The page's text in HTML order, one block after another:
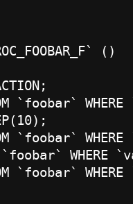
()
`foobar` WHERE
`foobar` WHERE
WHERE
`foobar` WHERE